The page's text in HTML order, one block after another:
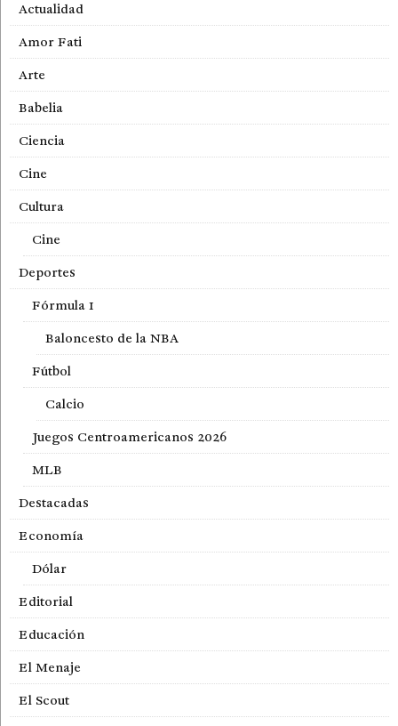
Actualidad
Amor Fati
Arte
Babelia
Ciencia
Cine
Cultura
Cine
Deportes
Fórmula 1
Baloncesto de la NBA
Fútbol
Calcio
Juegos Centroamericanos 2026
MLB
Destacadas
Economía
Dólar
Editorial
Educación
El Menaje
El Scout